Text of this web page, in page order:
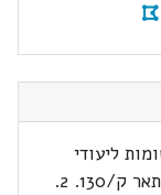
ליעודי
מגורים ב' ו-ג' עפ"י הגדרתם בתכנית המתאר ק/130. 2.